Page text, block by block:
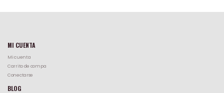
MI CUENTA
Mi cuenta
Carrito de compa
Conectarse
BLOG